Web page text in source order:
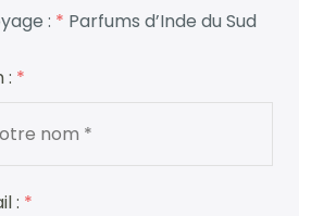
: * Parfums d’Inde du Sud
: *
: *